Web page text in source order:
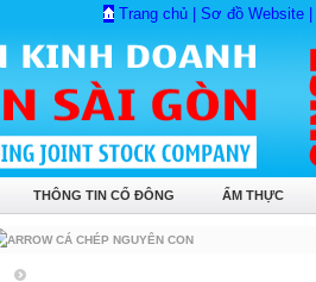
Trang chủ Sơ đồ Website
THÔNG TIN CỔ ĐÔNG ẨM THỰC
CÁ CHÉP NGUYÊN CON